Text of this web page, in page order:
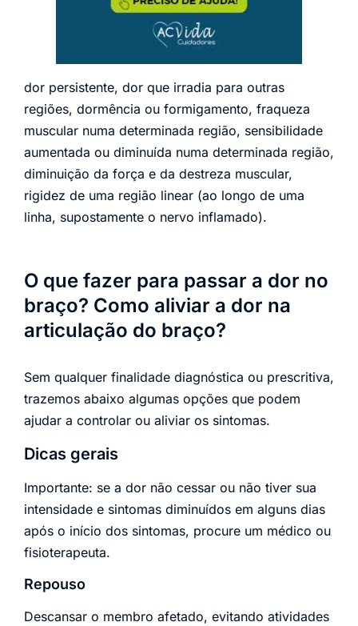
dor persistente, dor que irradia para outras
regiões, dormência ou formigamento, fraqueza
muscular numa determinada região, sensibilidade
aumentada ou diminuída numa determinada região,
diminuição da força e da destreza muscular,
rigidez de uma região linear (ao longo de uma
linha, supostamente o nervo inflamado).
O que fazer para passar a dor no
braço? Como aliviar a dor na
articulação do braço?
Sem qualquer finalidade diagnóstica ou prescritiva,
trazemos abaixo algumas opções que podem
ajudar a controlar ou aliviar os sintomas.
Dicas gerais
Importante: se a dor não cessar ou não tiver sua
intensidade e sintomas diminuídos em alguns dias
após o início dos sintomas, procure um médico ou
fisioterapeuta.
Repouso
Descansar o membro afetado, evitando atividades